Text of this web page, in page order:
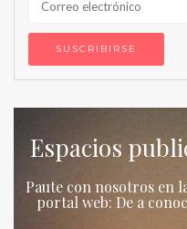
Espacios
Paute con nosotros en
portal web: De a